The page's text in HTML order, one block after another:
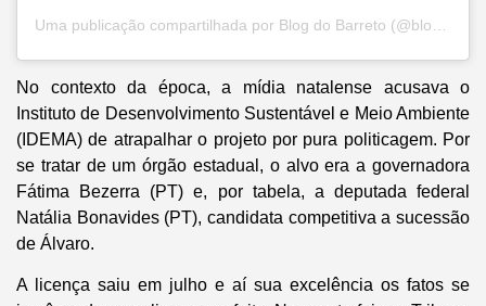
No contexto da época, a mídia natalense acusava o
Instituto de Desenvolvimento Sustentável e Meio Ambiente
(IDEMA) de atrapalhar o projeto por pura politicagem. Por
se tratar de um órgão estadual, o alvo era a governadora
Fátima Bezerra (PT) e, por tabela, a deputada federal
Natália Bonavides (PT), candidata competitiva a sucessão
de Álvaro.
A licença saiu em julho e aí sua excelência os fatos se